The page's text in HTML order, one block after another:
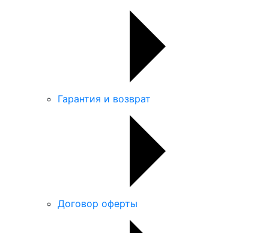
Гарантия и возврат
Договор оферты